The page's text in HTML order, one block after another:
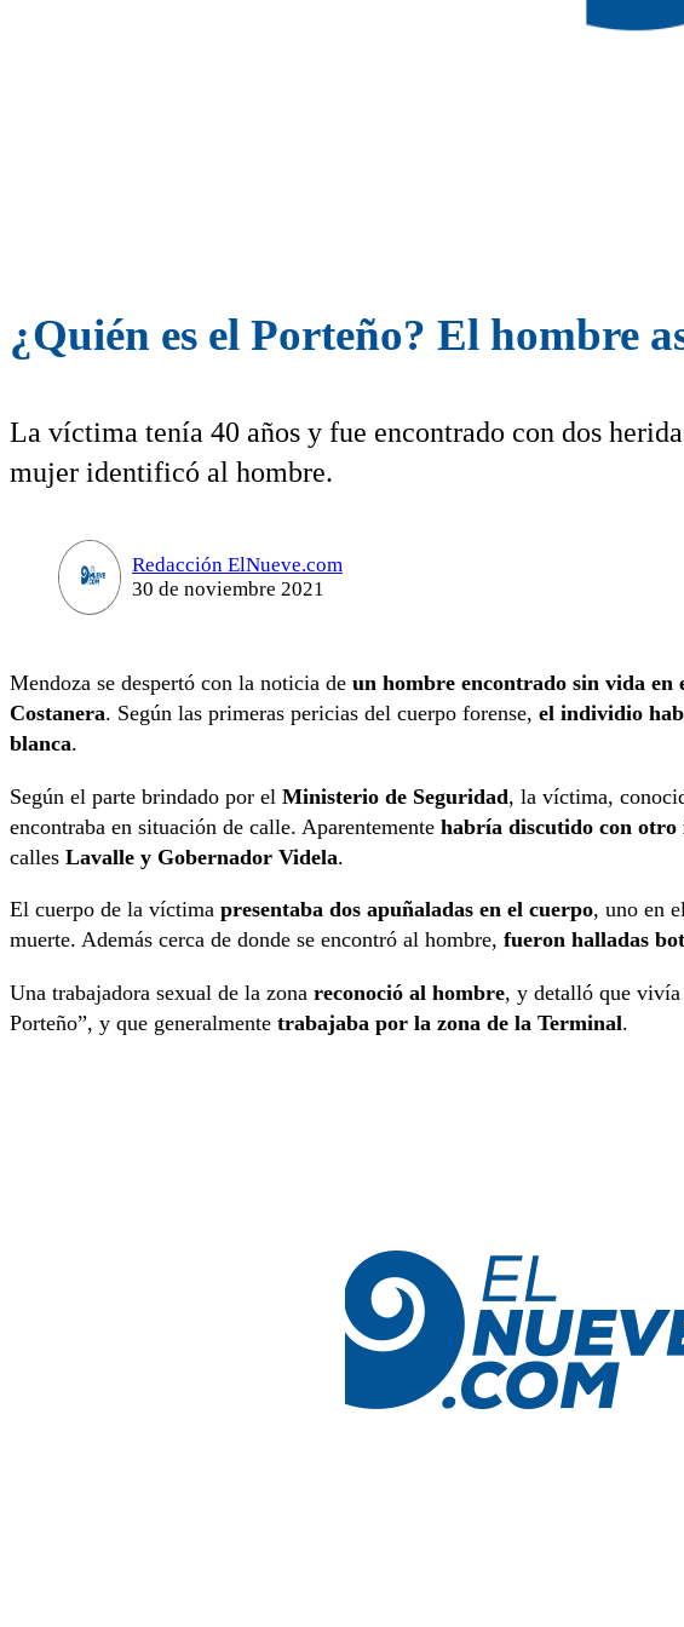
¿Quién es el Porteño? El hombre
La víctima tenía 40 años y fue encontrado con dos
mujer identificó al hombre.
Redacción ElNueve.com
30 de noviembre 2021
Mendoza se despertó con la noticia de un hombre encontrado sin vida en
Costanera. Según las primeras pericias del cuerpo forense, el individio
blanca.
Según el parte brindado por el Ministerio de Seguridad, la víctima,
encontraba en situación de calle. Aparentemente habría discutido con otro
calles Lavalle y Gobernador Videla.
El cuerpo de la víctima presentaba dos apuñaladas en el cuerpo, uno en
muerte. Además cerca de donde se encontró al hombre, fueron halladas
Una trabajadora sexual de la zona reconoció al hombre, y detalló que
Porteño”, y que generalmente trabajaba por la zona de la Terminal.